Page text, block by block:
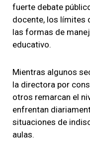
fuerte debate
docente, los límites
las formas de
educativo.
Mientras algunos
la directora por
otros remarcan el
enfrentan
situaciones de
aulas.